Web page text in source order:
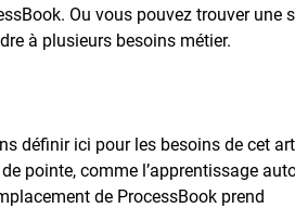
Ou vous pouvez trouver une
à plusieurs besoins métier.
définir ici pour les besoins de cet
pointe, comme l’apprentissage
de ProcessBook prend